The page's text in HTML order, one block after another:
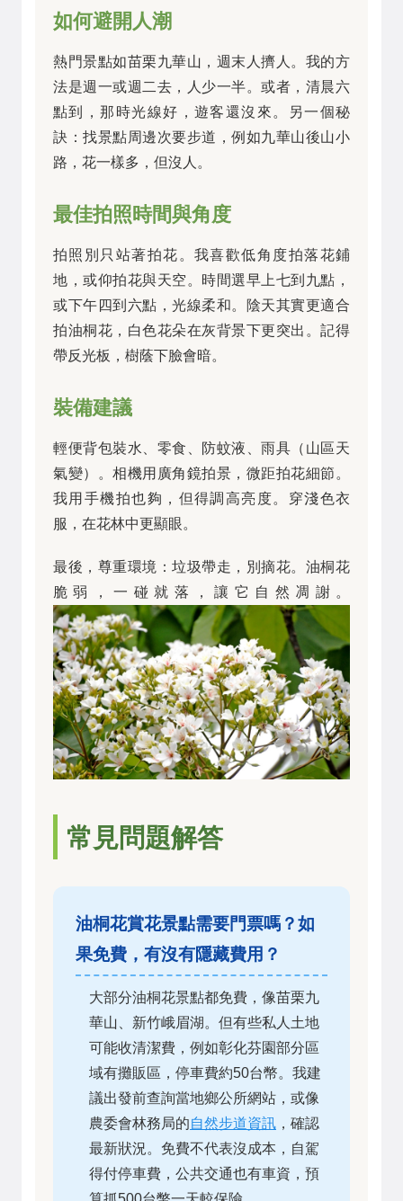
如何避開人潮
熱門景點如苗栗九華山，週末人擠人。我的方
法是週一或週二去，人少一半。或者，清晨六
點到，那時光線好，遊客還沒來。另一個秘
訣：找景點周邊次要步道，例如九華山後山小
路，花一樣多，但沒人。
最佳拍照時間與角度
拍照別只站著拍花。我喜歡低角度拍落花鋪
地，或仰拍花與天空。時間選早上七到九點，
或下午四到六點，光線柔和。陰天其實更適合
拍油桐花，白色花朵在灰背景下更突出。記得
帶反光板，樹蔭下臉會暗。
裝備建議
輕便背包裝水、零食、防蚊液、雨具（山區天
氣變）。相機用廣角鏡拍景，微距拍花細節。
我用手機拍也夠，但得調高亮度。穿淺色衣
服，在花林中更顯眼。
最後，尊重環境：垃圾帶走，別摘花。油桐花
脆弱，一碰就落，讓它自然凋謝。
常見問題解答
油桐花賞花景點需要門票嗎？如
果免費，有沒有隱藏費用？
大部分油桐花景點都免費，像苗栗九
華山、新竹峨眉湖。但有些私人土地
可能收清潔費，例如彰化芬園部分區
域有攤販區，停車費約50台幣。我建
議出發前查詢當地鄉公所網站，或像
農委會林務局的自然步道資訊 ，確認
最新狀況。免費不代表沒成本，自駕
得付停車費，公共交通也有車資，預